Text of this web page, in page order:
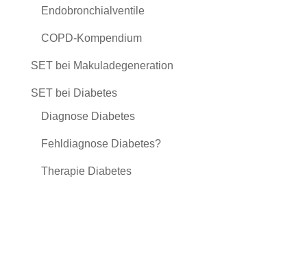
Endobronchialventile
COPD-Kompendium
SET bei Makuladegeneration
SET bei Diabetes
Diagnose Diabetes
Fehldiagnose Diabetes?
Therapie Diabetes